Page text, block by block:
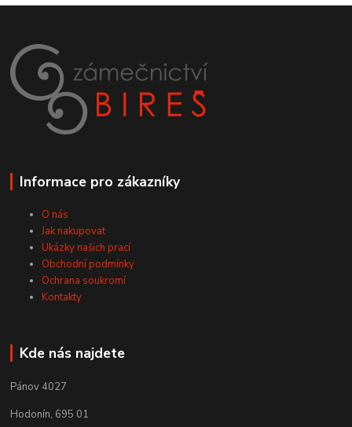
Informace pro zákazníky
O nás
Jak nakupovat
Ukázky našich prací
Obchodní podmínky
Ochrana soukromí
Kontakty
Kde nás najdete
Pánov 4027
Hodonín, 695 01